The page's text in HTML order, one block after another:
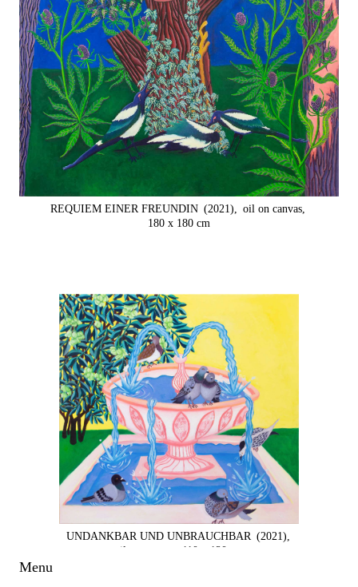
Menu
REQUIEM EINER FREUNDIN (2021), oil on canvas,
180 x 180 cm
UNDANKBAR UND UNBRAUCHBAR (2021),
oil on canvas,
110 x 120 cm